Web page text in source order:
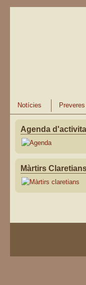
Notícies Preveres
Agenda
Màrtirs